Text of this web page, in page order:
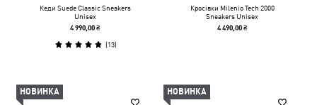
Кеди Suede Classic Sneakers
Unisex
4 990,00 ₴
(13)
Кросівки Milenio Tech 2000
Sneakers Unisex
4 490,00 ₴
НОВИНКА НОВИНКА